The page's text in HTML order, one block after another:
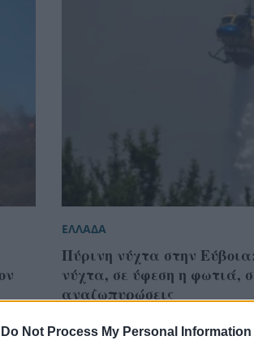
Do Not Process My Personal Information
ΕΛΛΑΔΑ
Πύρινη νύχτα στην
νύχτα, σε ύφεση η φωτιά,
αναζωπυρώσεις